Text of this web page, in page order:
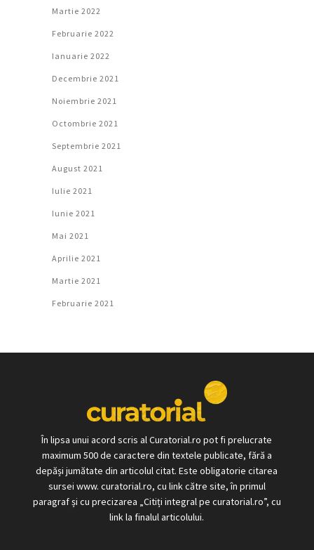
Martie 2022
Februarie 2022
Ianuarie 2022
Decembrie 2021
Noiembrie 2021
Octombrie 2021
Septembrie 2021
August 2021
Iulie 2021
Iunie 2021
Mai 2021
Aprilie 2021
Martie 2021
Februarie 2021
În lipsa unui acord scris al Curatorial.ro pot fi prelucrate
maximum 500 de caractere din textele publicate, fără a
depăși jumătate din articolul citat. Este obligatorie citarea
sursei www. curatorial.ro, cu link către site, în primul
paragraf și cu precizarea „Citiți integral pe curatorial.ro”, cu
link la finalul articolului.